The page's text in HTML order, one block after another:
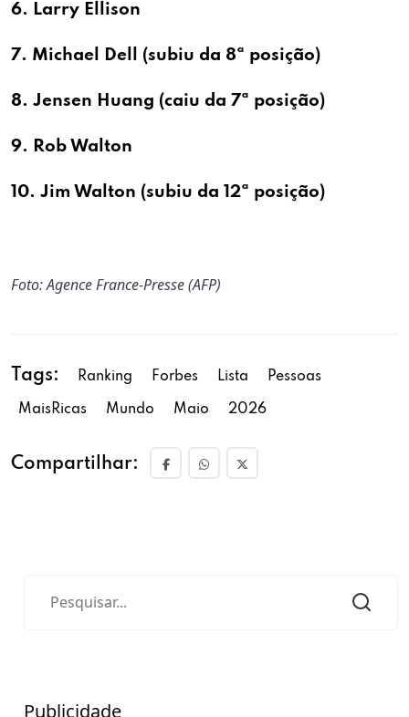
6. Larry Ellison
7. Michael Dell (subiu da 8ª posição)
8. Jensen Huang (caiu da 7ª posição)
9. Rob Walton
10. Jim Walton (subiu da 12ª posição)
Foto:Agence France-Presse (AFP)
Tags: Ranking Forbes Lista Pessoas
MaisRicas Mundo Maio 2026
Compartilhar:
Publicidade